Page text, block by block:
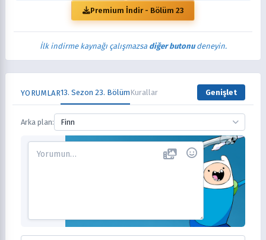
Premium İndir - Bölüm 23
İlk indirme kaynağı çalışmazsa diğer butonudeneyin.
YORUMLAR13. Sezon 23. BölümKurallar Genişlet
Arka plan: Finn